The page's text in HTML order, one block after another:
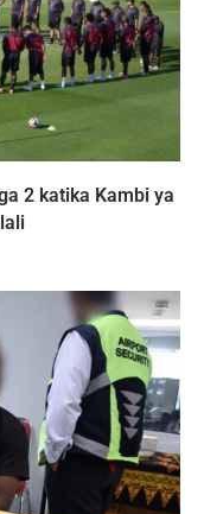
2 katika Kambi ya